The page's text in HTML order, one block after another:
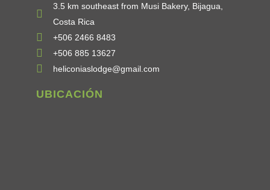
3.5 km southeast from Musi Bakery, Bijagua,
Costa Rica
+506 2466 8483
+506 885 13627
heliconiaslodge@gmail.com
UBICACIÓN